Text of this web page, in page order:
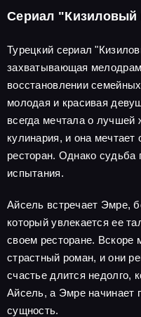
Сериал "Кизиловый
Турецкий сериал
захватывающая
восстановлении
молодая и красивая
всегда мечтала о лучшей
кулинария, и она
ресторан. Однако судьба
испытания.
Айсель встречает Эмре,
который увлекается ее
своем ресторане. Вскоре
страстный роман, и они
счастье длится недолго,
Айсель, а Эмре начинает
сущность.